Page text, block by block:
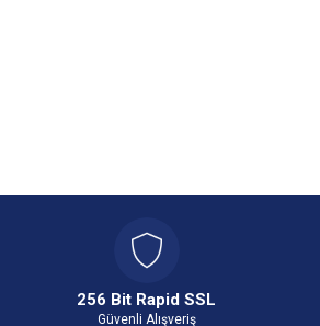
256 Bit Rapid SSL
Güvenli Alışveriş